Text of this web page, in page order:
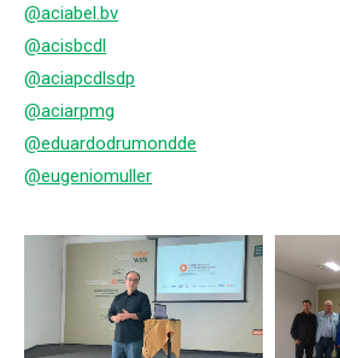
@aciabel.bv
@acisbcdl
@aciapcdlsdp
@aciarpmg
@eduardodrumondde
@eugeniomuller